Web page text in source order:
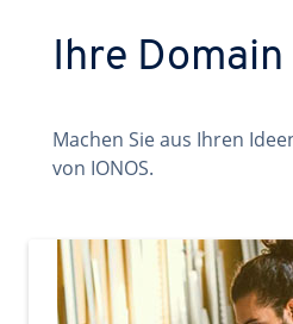
Ihre
Machen Sie aus Ihren
von IONOS.